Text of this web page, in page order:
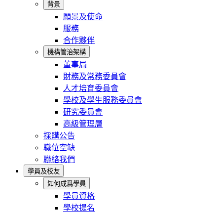
背景
願景及使命
服務
合作夥伴
機構管治架構
董事局
財務及常務委員會
人才培育委員會
學校及學生服務委員會
研究委員會
高級管理層
採購公告
職位空缺
聯絡我們
學員及校友
如何成爲學員
學員資格
學校提名